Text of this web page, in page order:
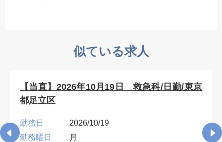
似ている求人
【当直】2026年10月19日 救急科/日勤/東京
都足立区
勤務日
2026/10/19
勤務曜日
月